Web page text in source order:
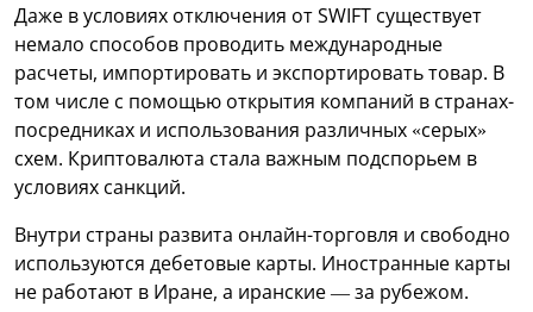
Даже в условиях отключения от SWIFT существует
немало способов проводить международные
расчеты, импортировать и экспортировать товар. В
том числе с помощью открытия компаний в странах-
посредниках и использования различных «серых»
схем. Криптовалюта стала важным подспорьем в
условиях санкций.
Внутри страны развита онлайн-торговля и свободно
используются дебетовые карты. Иностранные карты
не работают в Иране, а иранские — за рубежом.